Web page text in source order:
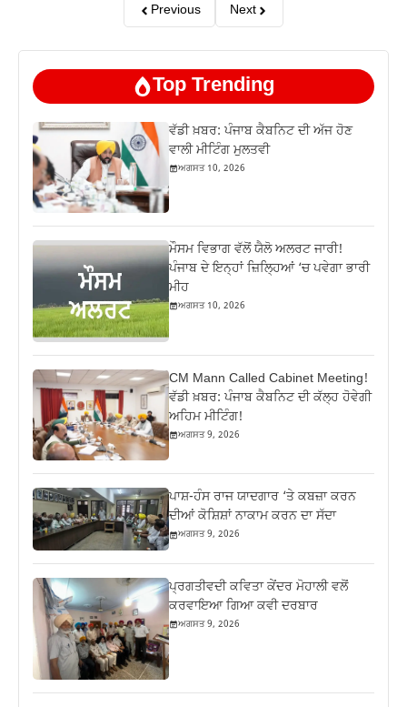
Previous Next
Top Trending
ਵੱਡੀ ਖ਼ਬਰ: ਪੰਜਾਬ ਕੈਬਨਿਟ ਦੀ ਅੱਜ ਹੋਣ
ਵਾਲੀ ਮੀਟਿੰਗ ਮੁਲਤਵੀ
ਅਗਸਤ 10, 2026
ਮੌਸਮ ਵਿਭਾਗ ਵੱਲੋਂ ਯੈਲੋ ਅਲਰਟ ਜਾਰੀ!
ਪੰਜਾਬ ਦੇ ਇਨ੍ਹਾਂ ਜ਼ਿਲ੍ਹਿਆਂ ‘ਚ ਪਵੇਗਾ ਭਾਰੀ
ਮੀਹ
ਅਗਸਤ 10, 2026
CM Mann Called Cabinet Meeting!
ਵੱਡੀ ਖ਼ਬਰ: ਪੰਜਾਬ ਕੈਬਨਿਟ ਦੀ ਕੱਲ੍ਹ ਹੋਵੇਗੀ
ਅਹਿਮ ਮੀਟਿੰਗ!
ਅਗਸਤ 9, 2026
ਪਾਸ਼-ਹੰਸ ਰਾਜ ਯਾਦਗਾਰ ‘ਤੇ ਕਬਜ਼ਾ ਕਰਨ
ਦੀਆਂ ਕੋਸ਼ਿਸ਼ਾਂ ਨਾਕਾਮ ਕਰਨ ਦਾ ਸੱਦਾ
ਅਗਸਤ 9, 2026
ਪ੍ਰਗਤੀਵਦੀ ਕਵਿਤਾ ਕੇਂਦਰ ਮੋਹਾਲੀ ਵਲੋਂ
ਕਰਵਾਇਆ ਗਿਆ ਕਵੀ ਦਰਬਾਰ
ਅਗਸਤ 9, 2026